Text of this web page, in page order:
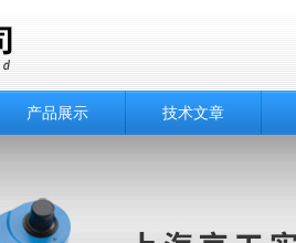
产品展示 技术文章